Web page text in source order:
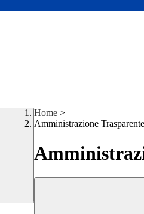
Home >
Amministrazione Trasparente